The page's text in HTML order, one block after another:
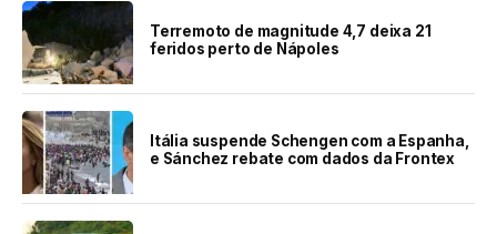
Terremoto de magnitude 4,7 deixa 21
feridos perto de Nápoles
Itália suspende Schengen com a Espanha,
e Sánchez rebate com dados da Frontex